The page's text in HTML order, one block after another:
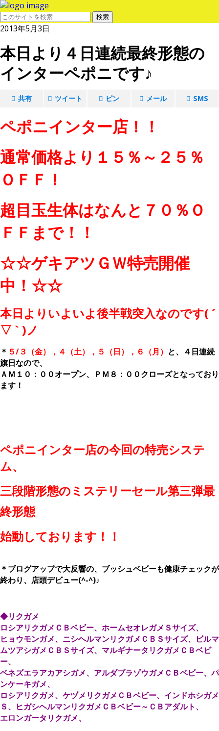
2013年5月3日
本日より４日連続最終形態の
インターペポニです♪
共有 ツイート ピン メール SMS
ペポニインター店！！
通常価格より１５％～２５％
ＯＦＦ！
超目玉生体はなんと７０％Ｏ
ＦＦまで！！
☆☆ゲキアツＧＷ特売開催
中！☆☆
本日よりいよいよ後半戦突入なのです( ´
▽ ` )ノ
＊ ５/３（金），４（土），５（日），６（月） と、４日連続
旗日なので、
ＡＭ１０：００オープン、ＰＭ８：００クローズとなっており
ます！
ペポニインター店の今回の特売システ
ム、
三段階形態のミステリーセール第三弾最
終形態
始動しております！！
＊ブログアップで大反響の、ブッシュベビーも健康チェックが
終わり、店頭デビュー(^-^)♪
◆リクガメ
ロシアリクガメＣＢベビー、ホームセオレガメＳサイズ、
ヒョウモンガメ、ニシヘルマンリクガメＣＢＳサイズ、ビルマ
ムツアシガメＣＢＳサイズ、マルギナータリクガメＣＢベビ
ー、
ベネズエラアカアシガメ、アルダブラゾウガメＣＢベビー、パ
ンケーキガメ、
ロシアリクガメ、ケヅメリクガメＣＢベビー、インドホシガメ
Ｓ、ヒガシヘルマンリクガメＣＢベビー～ＣＢアダルト、
エロンガータリクガメ、